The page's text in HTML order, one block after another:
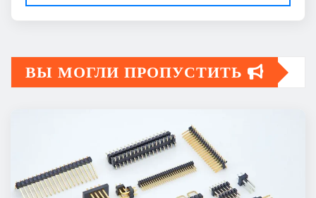
ВЫ МОГЛИ ПРОПУСТИТЬ